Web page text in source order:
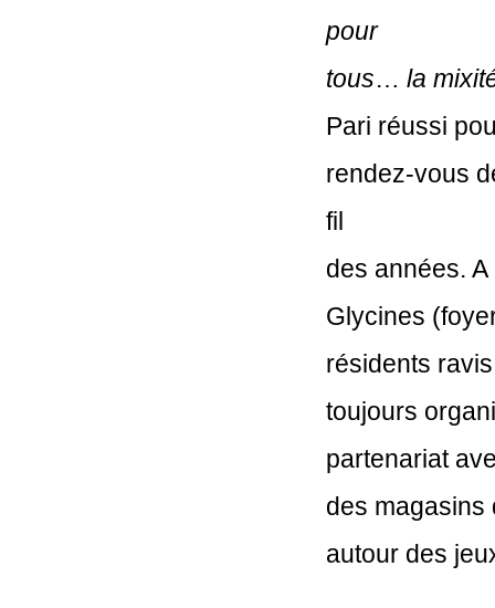
pour
tous… la
Pari réussi
rendez-vous
fil
des années.
Glycines
résidents
toujours
partenariat
des magasins
autour des